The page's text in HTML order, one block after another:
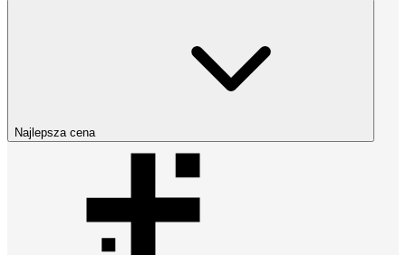
Najlepsza cena